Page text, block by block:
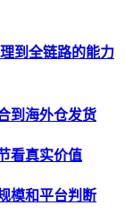
到全链路的能力
到海外仓发货
看真实价值
模和平台判断